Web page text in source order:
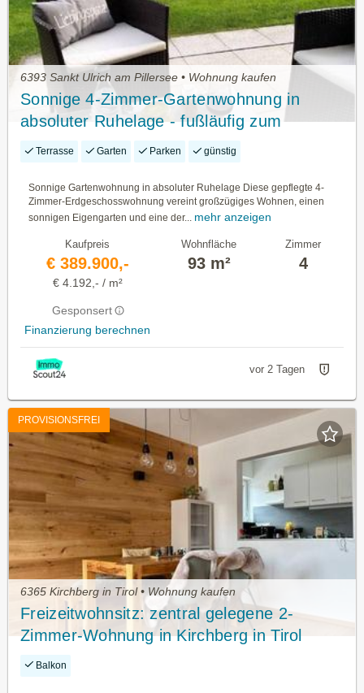
6393 Sankt Ulrich am Pillersee • Wohnung kaufen
Sonnige 4-Zimmer-Gartenwohnung in
absoluter Ruhelage - fußläufig zum
Pillersee
Terrasse Garten Parken günstig
Sonnige Gartenwohnung in absoluter Ruhelage Diese gepflegte 4-
Zimmer-Erdgeschosswohnung vereint großzügiges Wohnen, einen
sonnigen Eigengarten und eine der... mehr anzeigen
Kaufpreis
€ 389.900,-
€ 4.192,- / m²
Gesponsert
Finanzierung berechnen
Wohnfläche
93 m²
Zimmer
4
vor 2 Tagen
PROVISIONSFREI
6365 Kirchberg in Tirol • Wohnung kaufen
Freizeitwohnsitz: zentral gelegene 2-
Zimmer-Wohnung in Kirchberg in Tirol
Balkon